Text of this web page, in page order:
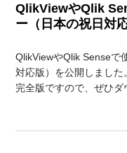
QlikViewやQlik
ー（日本の祝日対
QlikViewやQlik Senseで
対応版）を公開しまし
完全版ですので、ぜひダ